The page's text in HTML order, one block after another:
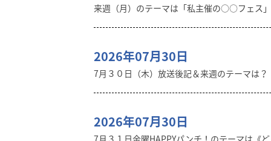
来週（月）のテーマは「私主催の○○フェス」
2026年07月30日
7月３０日（木）放送後記＆来週のテーマは？
2026年07月30日
7月３１日金曜HAPPYパンチ！のテーマは《ど